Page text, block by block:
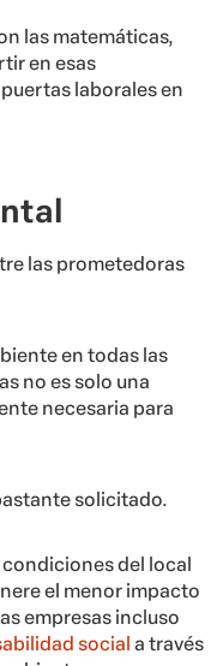
las matemáticas,
en esas
laborales en
las prometedoras
en todas las
no es solo una
necesaria para
solicitado.
del local
el menor impacto
empresas incluso
social a través